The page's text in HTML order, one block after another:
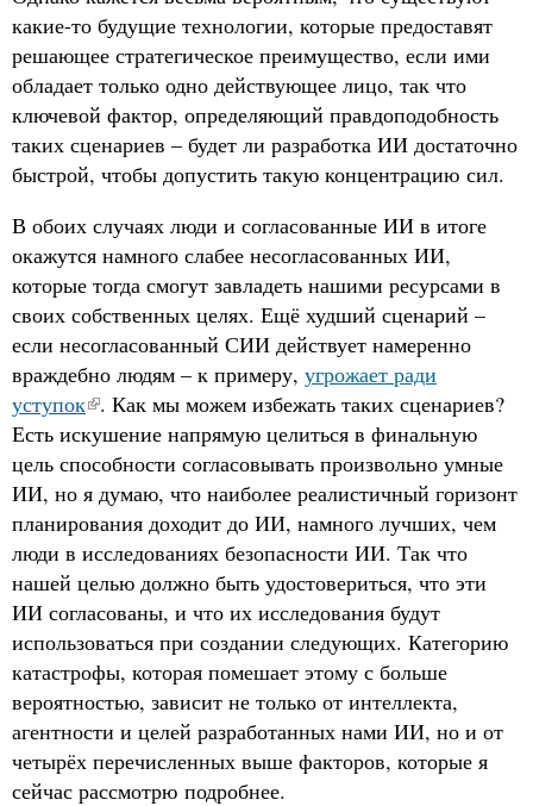
какие-то будущие технологии, которые предоставят
решающее стратегическое преимущество, если ими
обладает только одно действующее лицо, так что
ключевой фактор, определяющий правдоподобность
таких сценариев – будет ли разработка ИИ достаточно
быстрой, чтобы допустить такую концентрацию сил.
В обоих случаях люди и согласованные ИИ в итоге
окажутся намного слабее несогласованных ИИ,
которые тогда смогут завладеть нашими ресурсами в
своих собственных целях. Ещё худший сценарий –
если несогласованный СИИ действует намеренно
враждебно людям – к примеру, угрожает ради
уступок . Как мы можем избежать таких сценариев?
Есть искушение напрямую целиться в финальную
цель способности согласовывать произвольно умные
ИИ, но я думаю, что наиболее реалистичный горизонт
планирования доходит до ИИ, намного лучших, чем
люди в исследованиях безопасности ИИ. Так что
нашей целью должно быть удостовериться, что эти
ИИ согласованы, и что их исследования будут
использоваться при создании следующих. Категорию
катастрофы, которая помешает этому с больше
вероятностью, зависит не только от интеллекта,
агентности и целей разработанных нами ИИ, но и от
четырёх перечисленных выше факторов, которые я
сейчас рассмотрю подробнее.